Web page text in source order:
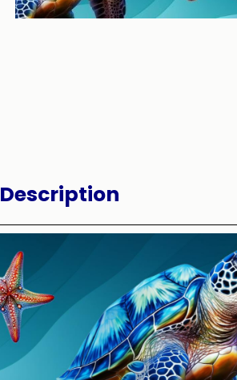
Description